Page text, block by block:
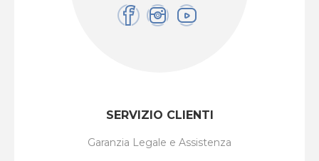
SERVIZIO CLIENTI
Garanzia Legale e Assistenza